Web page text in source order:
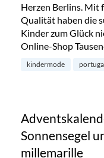
Herzen Berlins. Mit
Qualität haben die
Kinder zum Glück
Online-Shop
kindermode
Sonnensegel
millemarille